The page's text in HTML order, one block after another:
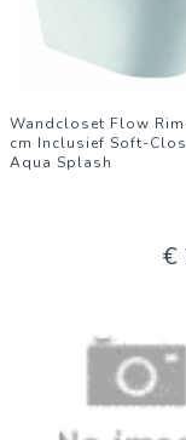
Wandcloset Flow
cm Inclusief Soft-
Aqua Splash
€